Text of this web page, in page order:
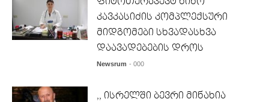
კავკასიძის კომპლექსური
მიდგომები სხვადასხვა
დაავადებების დროს
Newsrum - 000
,, ისრელში ბევრი მინახია